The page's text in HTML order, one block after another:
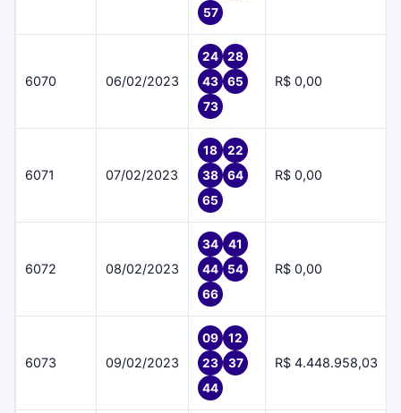
57
6070 06/02/2023
24
28
43
65
73
R$ 0,00
6071 07/02/2023
18
22
38
64
65
R$ 0,00
6072 08/02/2023
34
41
44
54
66
R$ 0,00
6073 09/02/2023
09
12
23
37
44
R$ 4.448.958,03